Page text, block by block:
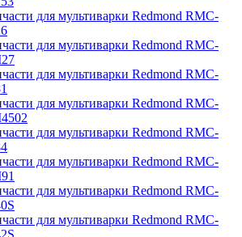
для мультиварки Redmond RMC-
для мультиварки Redmond RMC-
для мультиварки Redmond RMC-
для мультиварки Redmond RMC-
для мультиварки Redmond RMC-
для мультиварки Redmond RMC-
для мультиварки Redmond RMC-
для мультиварки Redmond RMC-